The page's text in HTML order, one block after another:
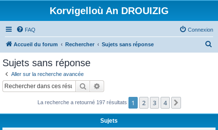
Korvigelloù An DROUIZIG
FAQ Connexion
Accueil du forum Rechercher Sujets sans réponse
c
Sujets sans réponse
Aller sur la recherche avancée
Rechercher
La recherche a retourné 197 résultats 1 2 3 4
Sujets